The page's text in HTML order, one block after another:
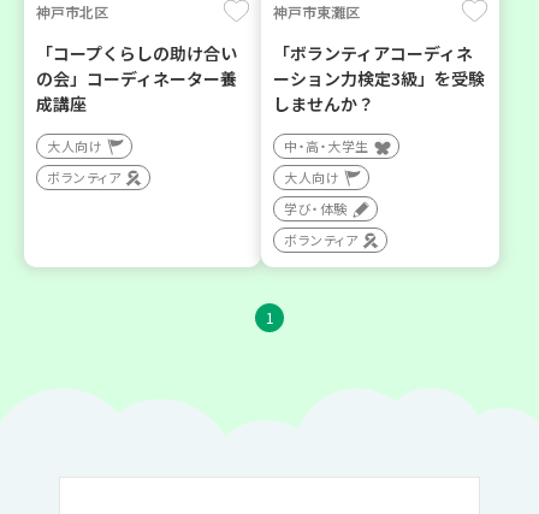
神戸市北区
「コープくらしの助け合い
の会」コーディネーター養
成講座
大人向け
ボランティア
神戸市東灘区
「ボランティアコーディネ
ーション力検定3級」を受験
しませんか？
中・高・大学生
大人向け
学び・体験
ボランティア
1